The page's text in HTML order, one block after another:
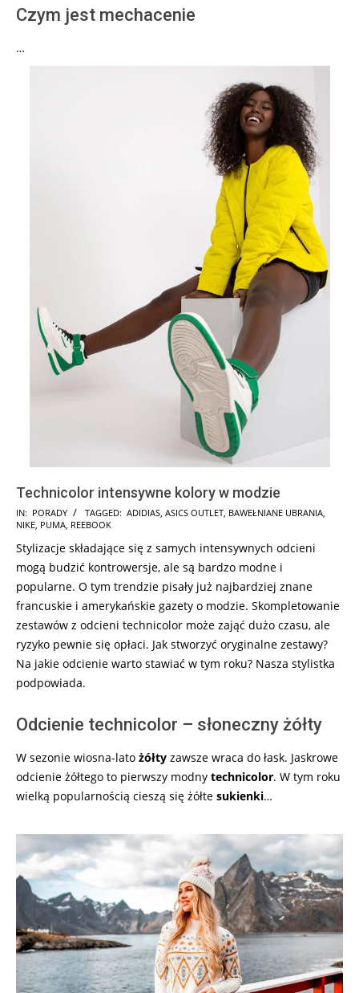
Czym jest mechacenie
…
Technicolor intensywne kolory w modzie
2025-
06-
17
IN: PORADY TAGGED: ADIDIAS, ASICS OUTLET, BAWEŁNIANE UBRANIA,
NIKE, PUMA, REEBOOK
Stylizacje składające się z samych intensywnych odcieni
mogą budzić kontrowersje, ale są bardzo modne i
popularne. O tym trendzie pisały już najbardziej znane
francuskie i amerykańskie gazety o modzie. Skompletowanie
zestawów z odcieni technicolor może zająć dużo czasu, ale
ryzyko pewnie się opłaci. Jak stworzyć oryginalne zestawy?
Na jakie odcienie warto stawiać w tym roku? Nasza stylistka
podpowiada.
Odcienie technicolor – słoneczny żółty
W sezonie wiosna-lato żółty zawsze wraca do łask. Jaskrowe
odcienie żółtego to pierwszy modny technicolor. W tym roku
wielką popularnością cieszą się żółte sukienki…